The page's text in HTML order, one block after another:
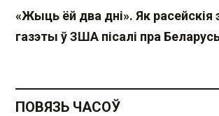
«Жыць ёй два дні». Як расейскія
газэты ў ЗША пісалі пра
ПОВЯЗЬ ЧАСОЎ